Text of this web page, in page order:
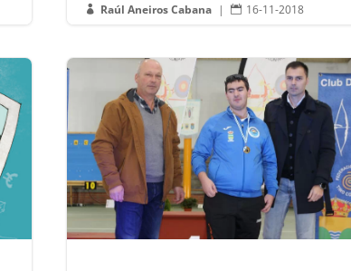
 Raúl Aneiros Cabana |  16-11-2018